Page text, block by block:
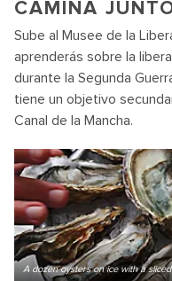
CAMINA
Sube al Musee de la
aprenderás sobre la
durante la Segunda
tiene un objetivo
Canal de la Mancha.
A dozen oysters on ice with a